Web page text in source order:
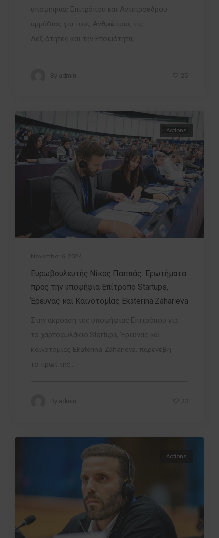
υποψήφιας Επιτρόπου και Αντιπροέδρου
αρμόδιας για τους Ανθρώπους τις
Δεξιότητες και την Ετοιμότητα,...
By admin 25
Actions
November 6, 2024
Ευρωβουλευτής Νίκος Παππάς: Ερωτήματα
προς την υποψήφια Επίτροπο Startups,
Έρευνας και Καινοτομίας Ekaterina Zaharieva
Στην ακρόαση της υποψήφιας Επιτρόπου για
το χαρτοφυλάκιο Startups, Έρευνας και
καινοτομίας Ekaterina Zaharieva, παρενέβη
το πρωί της...
By admin 23
Actions